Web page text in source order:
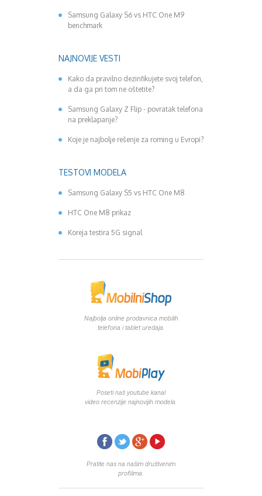
Samsung Galaxy S6 vs HTC One M9
benchmark
NAJNOVIJE VESTI
Kako da pravilno dezinfikujete svoj telefon,
a da ga pri tom ne oštetite?
Samsung Galaxy Z Flip - povratak telefona
na preklapanje?
Koje je najbolje rešenje za roming u Evropi?
TESTOVI MODELA
Samsung Galaxy S5 vs HTC One M8
HTC One M8 prikaz
Koreja testira 5G signal
Najbolja online prodavnica mobilih
telefona i tablet uredaja.
Poseti naš youtube kanal
video recenzije najnovijih modela.
Pratite nas na našim društvenim
profilima.